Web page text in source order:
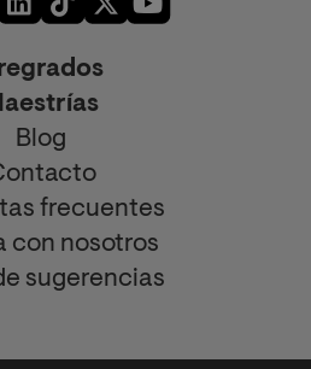
Blog
frecuentes
con nosotros
sugerencias